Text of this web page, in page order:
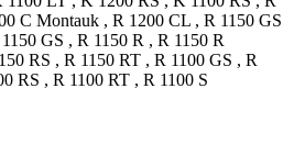
C Montauk , R 1200 CL , R 1150 GS
GS , R 1150 R , R 1150 R
RS , R 1150 RT , R 1100 GS , R
RS , R 1100 RT , R 1100 S